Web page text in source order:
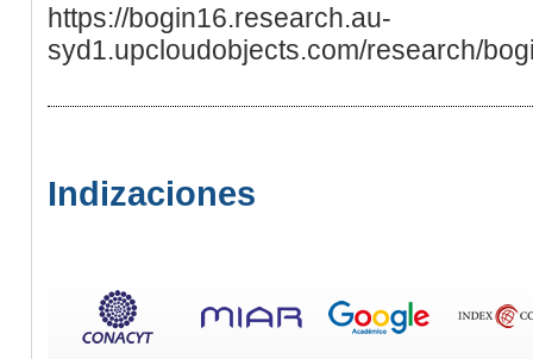
https://bogin16.research.au-
syd1.upcloudobjects.com/research/
Indizaciones